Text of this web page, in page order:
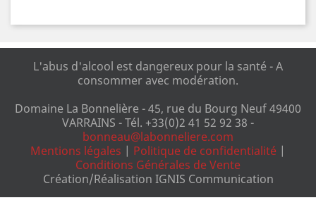
L'abus d'alcool est dangereux pour la santé - A
consommer avec modération.
Domaine La Bonnelière - 45, rue du Bourg Neuf 49400
VARRAINS - Tél. +33(0)2 41 52 92 38 -
bonneau@labonneliere.com
Mentions légales | Politique de confidentialité |
Conditions Générales de Vente
Création/Réalisation IGNIS Communication